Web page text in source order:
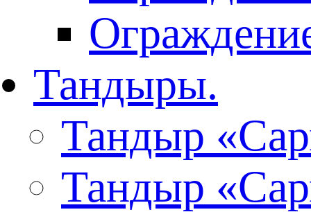
Тандыры.
Тандыр
Тандыр